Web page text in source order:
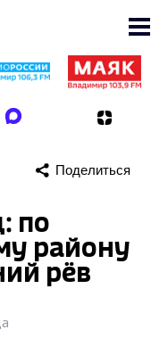
Поделиться
по
району
рёв